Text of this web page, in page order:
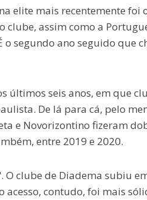
elite mais recentemente foi
clube, assim como a
segundo ano seguido que
últimos seis anos, em que
De lá para cá, pelo
e Novorizontino fizeram
entre 2019 e 2020.
O clube de Diadema subiu
acesso, contudo, foi mais